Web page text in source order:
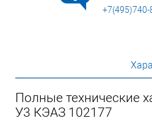
+7(495)740-
Полные технические
У3 КЭАЗ 102177